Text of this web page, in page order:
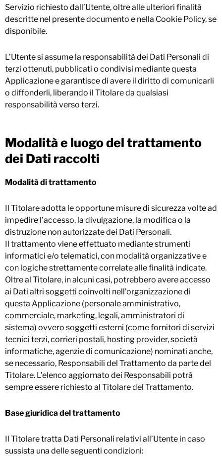
Servizio richiesto dall’Utente, oltre alle ulteriori finalità
descritte nel presente documento e nella Cookie Policy, se
disponibile.
L’Utente si assume la responsabilità dei Dati Personali di
terzi ottenuti, pubblicati o condivisi mediante questa
Applicazione e garantisce di avere il diritto di comunicarli
o diffonderli, liberando il Titolare da qualsiasi
responsabilità verso terzi.
Modalità e luogo del trattamento
dei Dati raccolti
Modalità di trattamento
Il Titolare adotta le opportune misure di sicurezza volte ad
impedire l’accesso, la divulgazione, la modifica o la
distruzione non autorizzate dei Dati Personali.
Il trattamento viene effettuato mediante strumenti
informatici e/o telematici, con modalità organizzative e
con logiche strettamente correlate alle finalità indicate.
Oltre al Titolare, in alcuni casi, potrebbero avere accesso
ai Dati altri soggetti coinvolti nell’organizzazione di
questa Applicazione (personale amministrativo,
commerciale, marketing, legali, amministratori di
sistema) ovvero soggetti esterni (come fornitori di servizi
tecnici terzi, corrieri postali, hosting provider, società
informatiche, agenzie di comunicazione) nominati anche,
se necessario, Responsabili del Trattamento da parte del
Titolare. L’elenco aggiornato dei Responsabili potrà
sempre essere richiesto al Titolare del Trattamento.
Base giuridica del trattamento
Il Titolare tratta Dati Personali relativi all’Utente in caso
sussista una delle seguenti condizioni: